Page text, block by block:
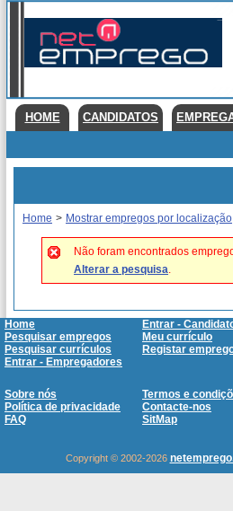
HOME CANDIDATOS
Home > Mostrar empregos por localização
Não foram encontrados
Alterar a pesquisa.
Home
Entrar -
Pesquisar empregos
Meu currículo
Pesquisar currículos
Registar
Entrar - Empregadores
Sobre nós
Termos e
Política de privacidade
Contacte-nos
FAQ
SitMap
Copyright © 2002-2026